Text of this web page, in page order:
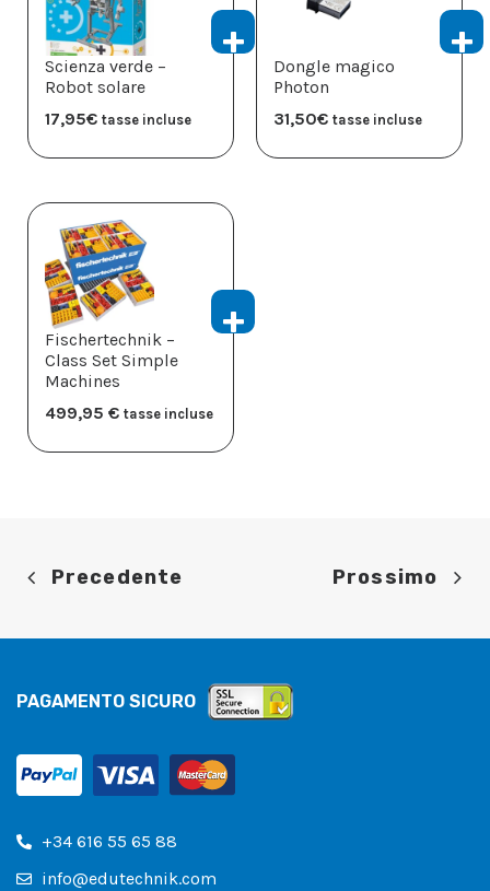
Scienza verde –
Robot solare
17,95€ tasse incluse
Dongle magico
Photon
31,50€ tasse incluse
Fischertechnik –
Class Set Simple
Machines
499,95 € tasse incluse
Precedente Prossimo
PAGAMENTO SICURO
+34 616 55 65 88
info@edutechnik.com